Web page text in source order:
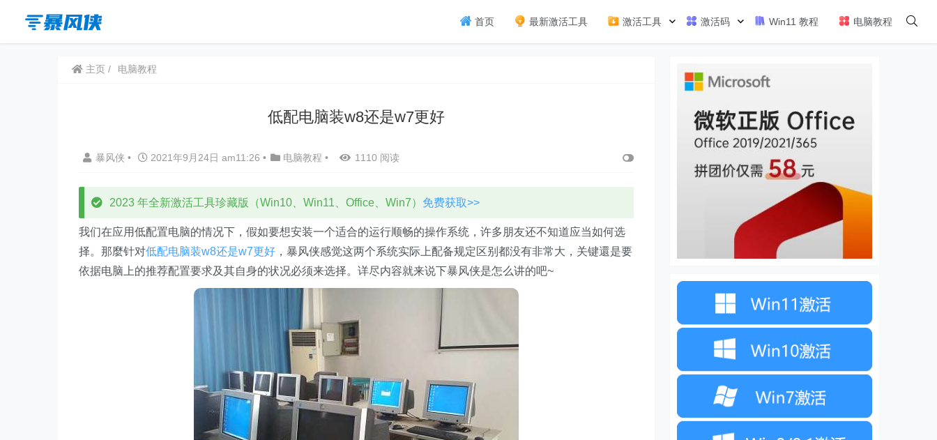
首页 最新激活工具 激活工具 激活码 Win11 教程 电脑教程
主页 电脑教程
低配电脑装w8还是w7更好
暴风侠 • 2021年9月24日 am11:26 • 电脑教程 • 1110 阅读
2023 年全新激活工具珍藏版（Win10、Win11、Office、Win7） 免费获取>>
我们在应用低配置电脑的情况下，假如要想安装一个适合的运行顺畅的操作系统，许多朋友还不知道应当如何选
择。那麼针对低配电脑装w8还是w7更好 ，暴风侠感觉这两个系统实际上配备规定区别都没有非常大，关键還是要
依据电脑上的推荐配置要求及其自身的状况必须来选择。详尽内容就来说下暴风侠是怎么讲的吧~